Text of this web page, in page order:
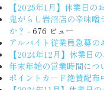
【2025年1月】休業日の
鬼がらし岩沼店の辛味
か？ - 676 ビュー
アルバイト従業員急募の
【2024年12月】休業日
年末年始の営業時間につ
ポイントカード絶賛配布